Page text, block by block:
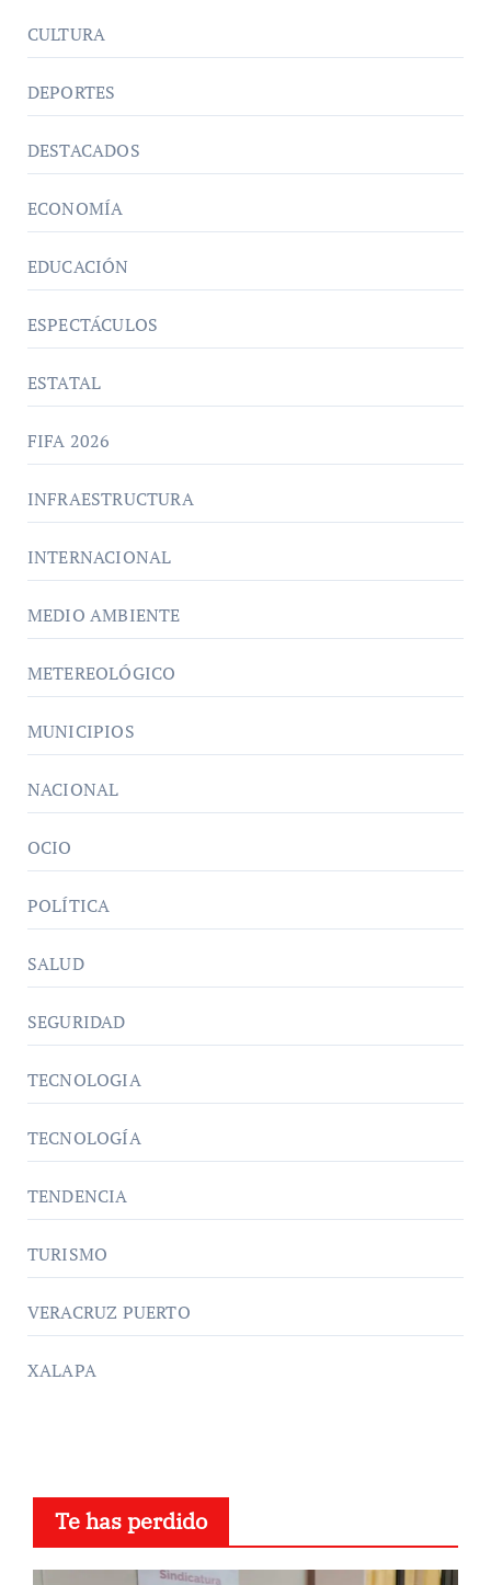
CULTURA
DEPORTES
DESTACADOS
ECONOMÍA
EDUCACIÓN
ESPECTÁCULOS
ESTATAL
FIFA 2026
INFRAESTRUCTURA
INTERNACIONAL
MEDIO AMBIENTE
METEREOLÓGICO
MUNICIPIOS
NACIONAL
OCIO
POLÍTICA
SALUD
SEGURIDAD
TECNOLOGIA
TECNOLOGÍA
TENDENCIA
TURISMO
VERACRUZ PUERTO
XALAPA
Te has perdido